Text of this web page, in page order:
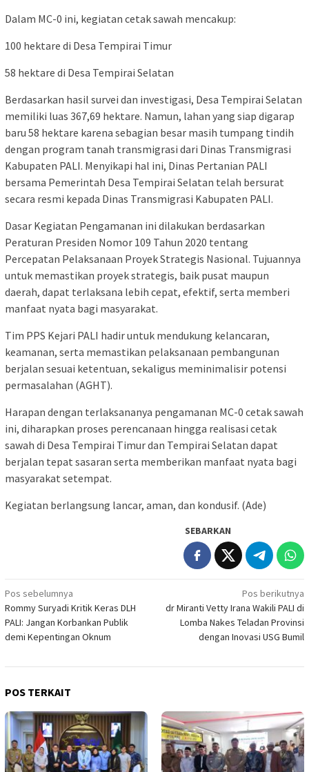
Dalam MC-0 ini, kegiatan cetak sawah mencakup:
100 hektare di Desa Tempirai Timur
58 hektare di Desa Tempirai Selatan
Berdasarkan hasil survei dan investigasi, Desa Tempirai Selatan
memiliki luas 367,69 hektare. Namun, lahan yang siap digarap
baru 58 hektare karena sebagian besar masih tumpang tindih
dengan program tanah transmigrasi dari Dinas Transmigrasi
Kabupaten PALI. Menyikapi hal ini, Dinas Pertanian PALI
bersama Pemerintah Desa Tempirai Selatan telah bersurat
secara resmi kepada Dinas Transmigrasi Kabupaten PALI.
Dasar Kegiatan Pengamanan ini dilakukan berdasarkan
Peraturan Presiden Nomor 109 Tahun 2020 tentang
Percepatan Pelaksanaan Proyek Strategis Nasional. Tujuannya
untuk memastikan proyek strategis, baik pusat maupun
daerah, dapat terlaksana lebih cepat, efektif, serta memberi
manfaat nyata bagi masyarakat.
Tim PPS Kejari PALI hadir untuk mendukung kelancaran,
keamanan, serta memastikan pelaksanaan pembangunan
berjalan sesuai ketentuan, sekaligus meminimalisir potensi
permasalahan (AGHT).
Harapan dengan terlaksananya pengamanan MC-0 cetak sawah
ini, diharapkan proses perencanaan hingga realisasi cetak
sawah di Desa Tempirai Timur dan Tempirai Selatan dapat
berjalan tepat sasaran serta memberikan manfaat nyata bagi
masyarakat setempat.
Kegiatan berlangsung lancar, aman, dan kondusif. (Ade)
SEBARKAN
Navigasi
pos
Pos sebelumnya
Rommy Suryadi Kritik Keras DLH
PALI: Jangan Korbankan Publik
demi Kepentingan Oknum
Pos berikutnya
dr Miranti Vetty Irana Wakili PALI di
Lomba Nakes Teladan Provinsi
dengan Inovasi USG Bumil
POS TERKAIT